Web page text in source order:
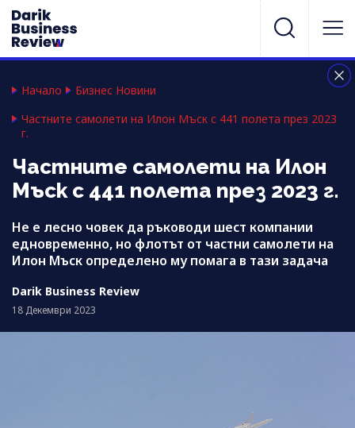
Начало
Бизнес Новини
Частните самолети на Илон Мъск с 441 полета през 2023
г.
Частните самолети на Илон
Мъск с 441 полета през 2023 г.
Не е лесно човек да ръководи шест компании
едновременно, но флотът от частни самолети на
Илон Мъск определено му помага в тази задача
Darik Business Review
18 Декември 2023